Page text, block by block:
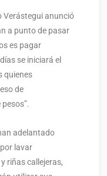
Verástegui anunció
a punto de pasar
es pagar
se iniciará el
quienes
de
adelantado
lavar
riñas callejeras,